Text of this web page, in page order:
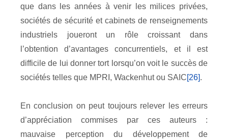
que dans les années à venir les milices privées,
sociétés de sécurité et cabinets de renseignements
industriels joueront un rôle croissant dans
l’obtention d’avantages concurrentiels, et il est
difficile de lui donner tort lorsqu’on voit le succès de
sociétés telles que MPRI, Wackenhut ou SAIC[26].
En conclusion on peut toujours relever les erreurs
d’appréciation commises par ces auteurs :
mauvaise perception du développement de